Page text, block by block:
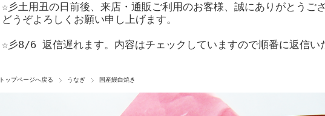
☆彡土用丑の日前後、来店・通販ご利用のお客様、誠にありがとうご
どうぞよろしくお願い申し上げます。
☆彡8/6 返信遅れます。内容はチェックしていますので順番に返信い
トップページへ戻る うなぎ 国産鰻白焼き